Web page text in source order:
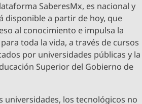
SaberesMx, es nacional y
disponible a partir de hoy, que
al conocimiento e impulsa la
toda la vida, a través de cursos
por universidades públicas y la
Superior del Gobierno de
universidades, los tecnológicos no